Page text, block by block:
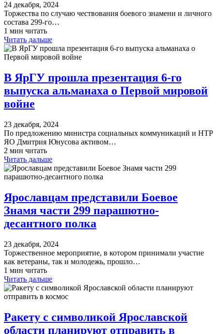
24 декабря, 2024
Торжества по случаю чествования боевого знамени и личного
состава 299-го…
1 мин читать
Читать дальше
В ЯрГУ прошла презентация 6-го
выпуска альманаха о Первой мировой
войне
23 декабря, 2024
По предложению министра социальных коммуникаций и НТР
ЯО Дмитрия Юнусова активом…
2 мин читать
Читать дальше
Ярославцам представили Боевое
Знамя части 299 парашютно-
десантного полка
23 декабря, 2024
Торжественное мероприятие, в котором принимали участие
как ветераны, так и молодежь, прошло…
1 мин читать
Читать дальше
Ракету с символикой Ярославской
области планируют отправить в